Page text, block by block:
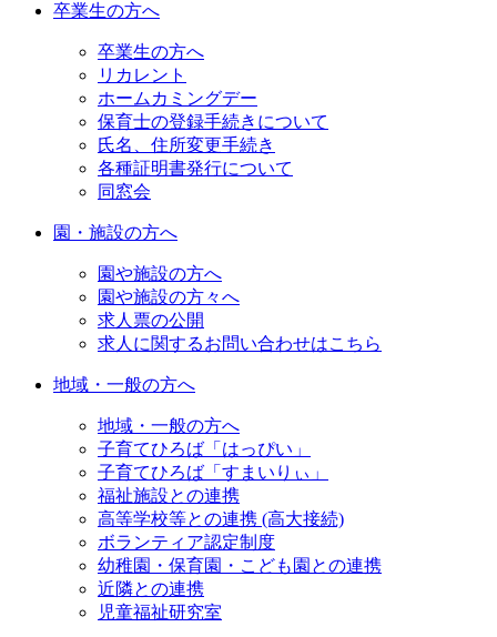
卒業生の方へ
卒業生の方へ
リカレント
ホームカミングデー
保育士の登録手続きについて
氏名、住所変更手続き
各種証明書発行について
同窓会
園・施設の方へ
園や施設の方へ
園や施設の方々へ
求人票の公開
求人に関するお問い合わせはこちら
地域・一般の方へ
地域・一般の方へ
子育てひろば「はっぴい」
子育てひろば「すまいりぃ」
福祉施設との連携
高等学校等との連携 (高大接続)
ボランティア認定制度
幼稚園・保育園・こども園との連携
近隣との連携
児童福祉研究室